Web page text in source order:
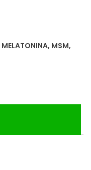
MELATONINA, MSM,